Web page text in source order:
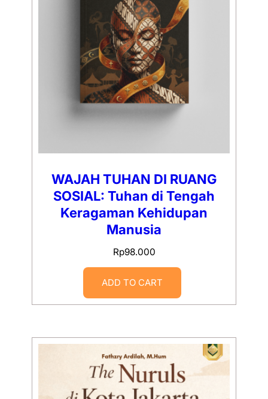
WAJAH TUHAN DI RUANG
SOSIAL: Tuhan di Tengah
Keragaman Kehidupan
Manusia
Rp98.000
ADD TO CART